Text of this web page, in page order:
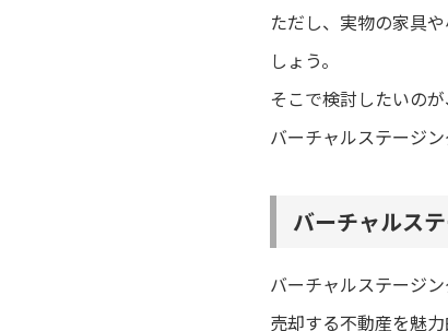
ただし、実物の家具
しょう。
そこで検討したいの
バーチャルステージ
バーチャルス
バーチャルステージ
売却する不動産を魅